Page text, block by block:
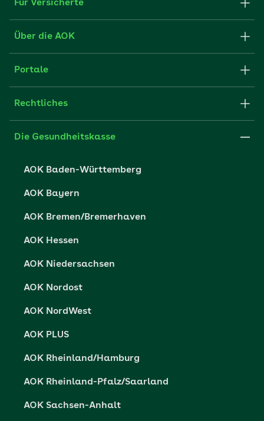
Für Versicherte
Formulare und Anträge
FAQ
Über die AOK
Struktur & Verwaltung
Partner der AOK
Portale
Fachportal für Arbeitgeber
Presse- und Politikportal
Vertriebspartner-Service
Rechtliches
Impressum
Die Gesundheitskasse
AOK Baden-Württemberg
AOK Bayern
AOK Bremen/Bremerhaven
AOK Hessen
AOK Niedersachsen
AOK Nordost
AOK NordWest
AOK PLUS
AOK Rheinland/Hamburg
AOK Rheinland-Pfalz/Saarland
AOK Sachsen-Anhalt